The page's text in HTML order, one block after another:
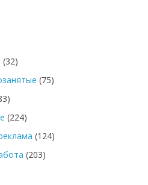
(32)
(75)
(224)
(124)
(203)